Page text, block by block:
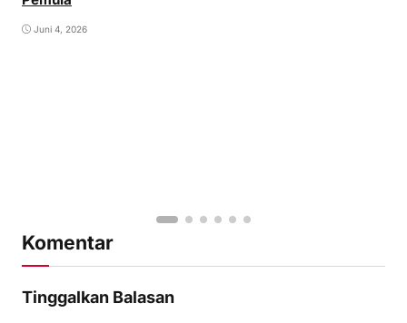
Juni 4, 2026
Komentar
Tinggalkan Balasan